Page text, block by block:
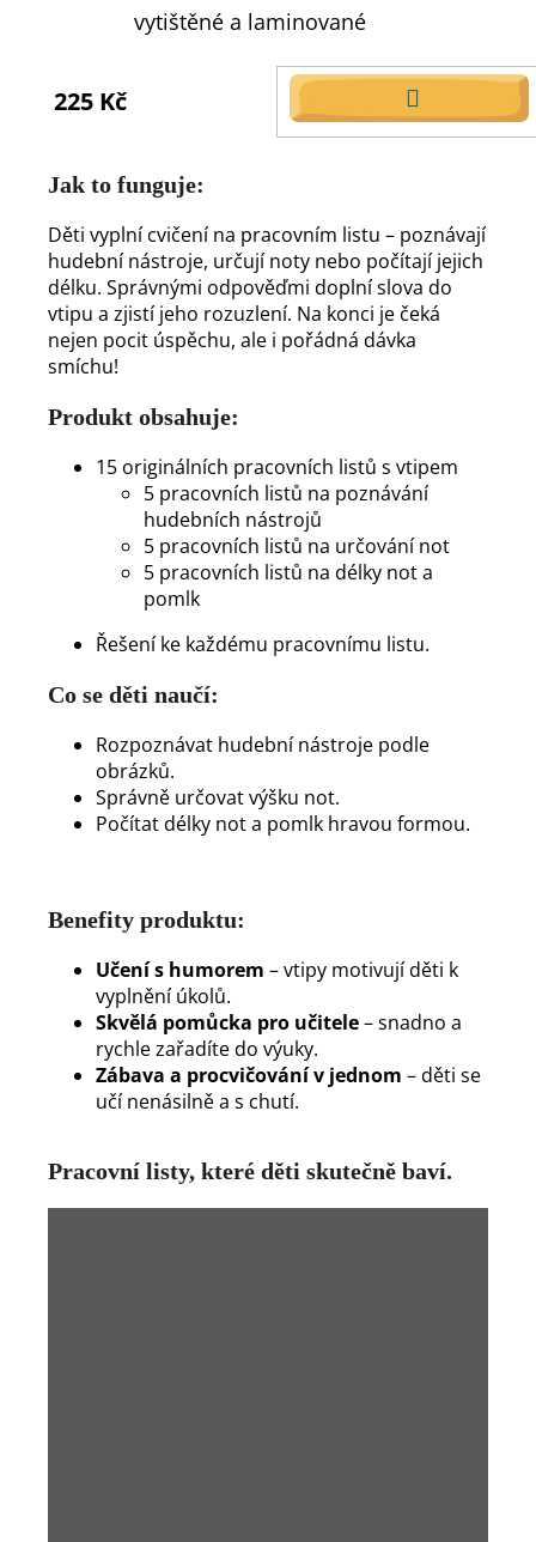
vytištěné a laminované
225 Kč
DO
KOŠÍKU
Jak to funguje:
Děti vyplní cvičení na pracovním listu – poznávají
hudební nástroje, určují noty nebo počítají jejich
délku. Správnými odpověďmi doplní slova do
vtipu a zjistí jeho rozuzlení. Na konci je čeká
nejen pocit úspěchu, ale i pořádná dávka
smíchu!
Produkt obsahuje:
15 originálních pracovních listů s vtipem
5 pracovních listů na poznávání
hudebních nástrojů
5 pracovních listů na určování not
5 pracovních listů na délky not a
pomlk
Řešení ke každému pracovnímu listu.
Co se děti naučí:
Rozpoznávat hudební nástroje podle
obrázků.
Správně určovat výšku not.
Počítat délky not a pomlk hravou formou.
Benefity produktu:
Učení s humorem – vtipy motivují děti k
vyplnění úkolů.
Skvělá pomůcka pro učitele– snadno a
rychle zařadíte do výuky.
Zábava a procvičování v jednom – děti se
učí nenásilně a s chutí.
Pracovní listy, které děti skutečně baví.